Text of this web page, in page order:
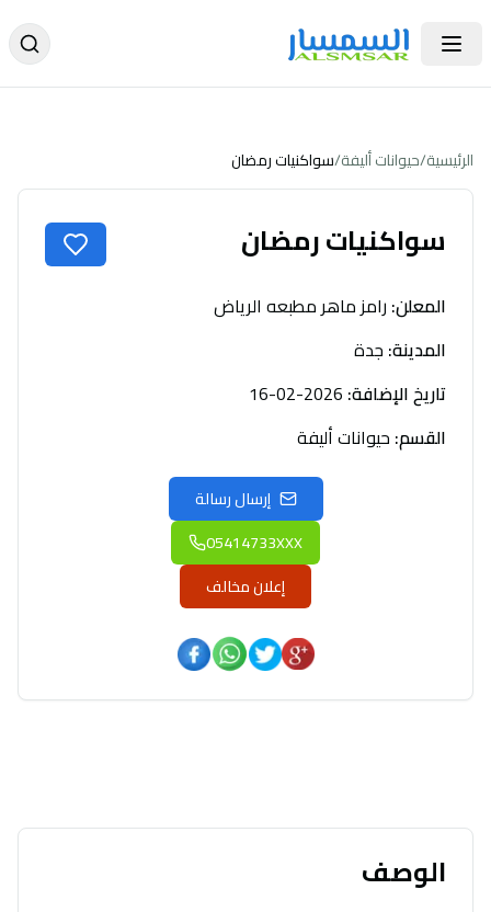
الرئيسية/حيوانات أليفة/سواكنيات رمضان
سواكنيات رمضان
المعلن: رامز ماهر مطبعه الرياض
المدينة: جدة
تاريخ الإضافة:
2026-02-16
القسم: حيوانات أليفة
إرسال رسالة
05414733XXX
إعلان مخالف
الوصف